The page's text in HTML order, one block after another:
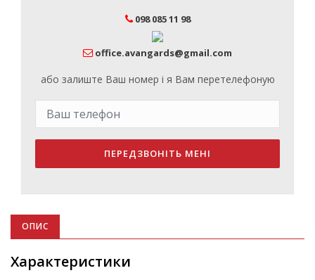
098 085 11 98
office.avangards@gmail.com
або залиште Ваш номер і я Вам перетелефоную
ПЕРЕДЗВОНІТЬ МЕНІ
ОПИС
Характеристики